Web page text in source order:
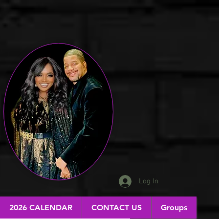
Log In
2026 CALENDAR CONTACT US Groups